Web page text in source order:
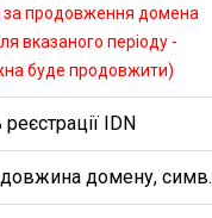
продовження домена
вказаного періоду -
буде продовжити)
IDN
довжина домену, симв.